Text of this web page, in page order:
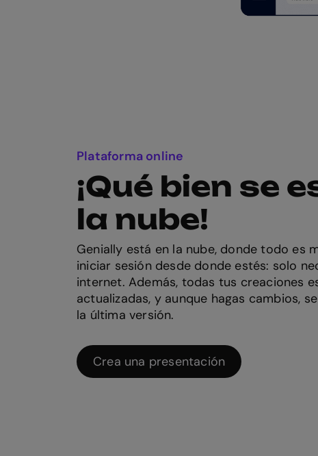
Plataforma online
¡Qué bien se
la nube!
Genially está en la nube, donde todo es
iniciar sesión desde donde estés: solo
internet. Además, todas tus creaciones
actualizadas, y aunque hagas cambios,
la última versión.
Crea una presentación